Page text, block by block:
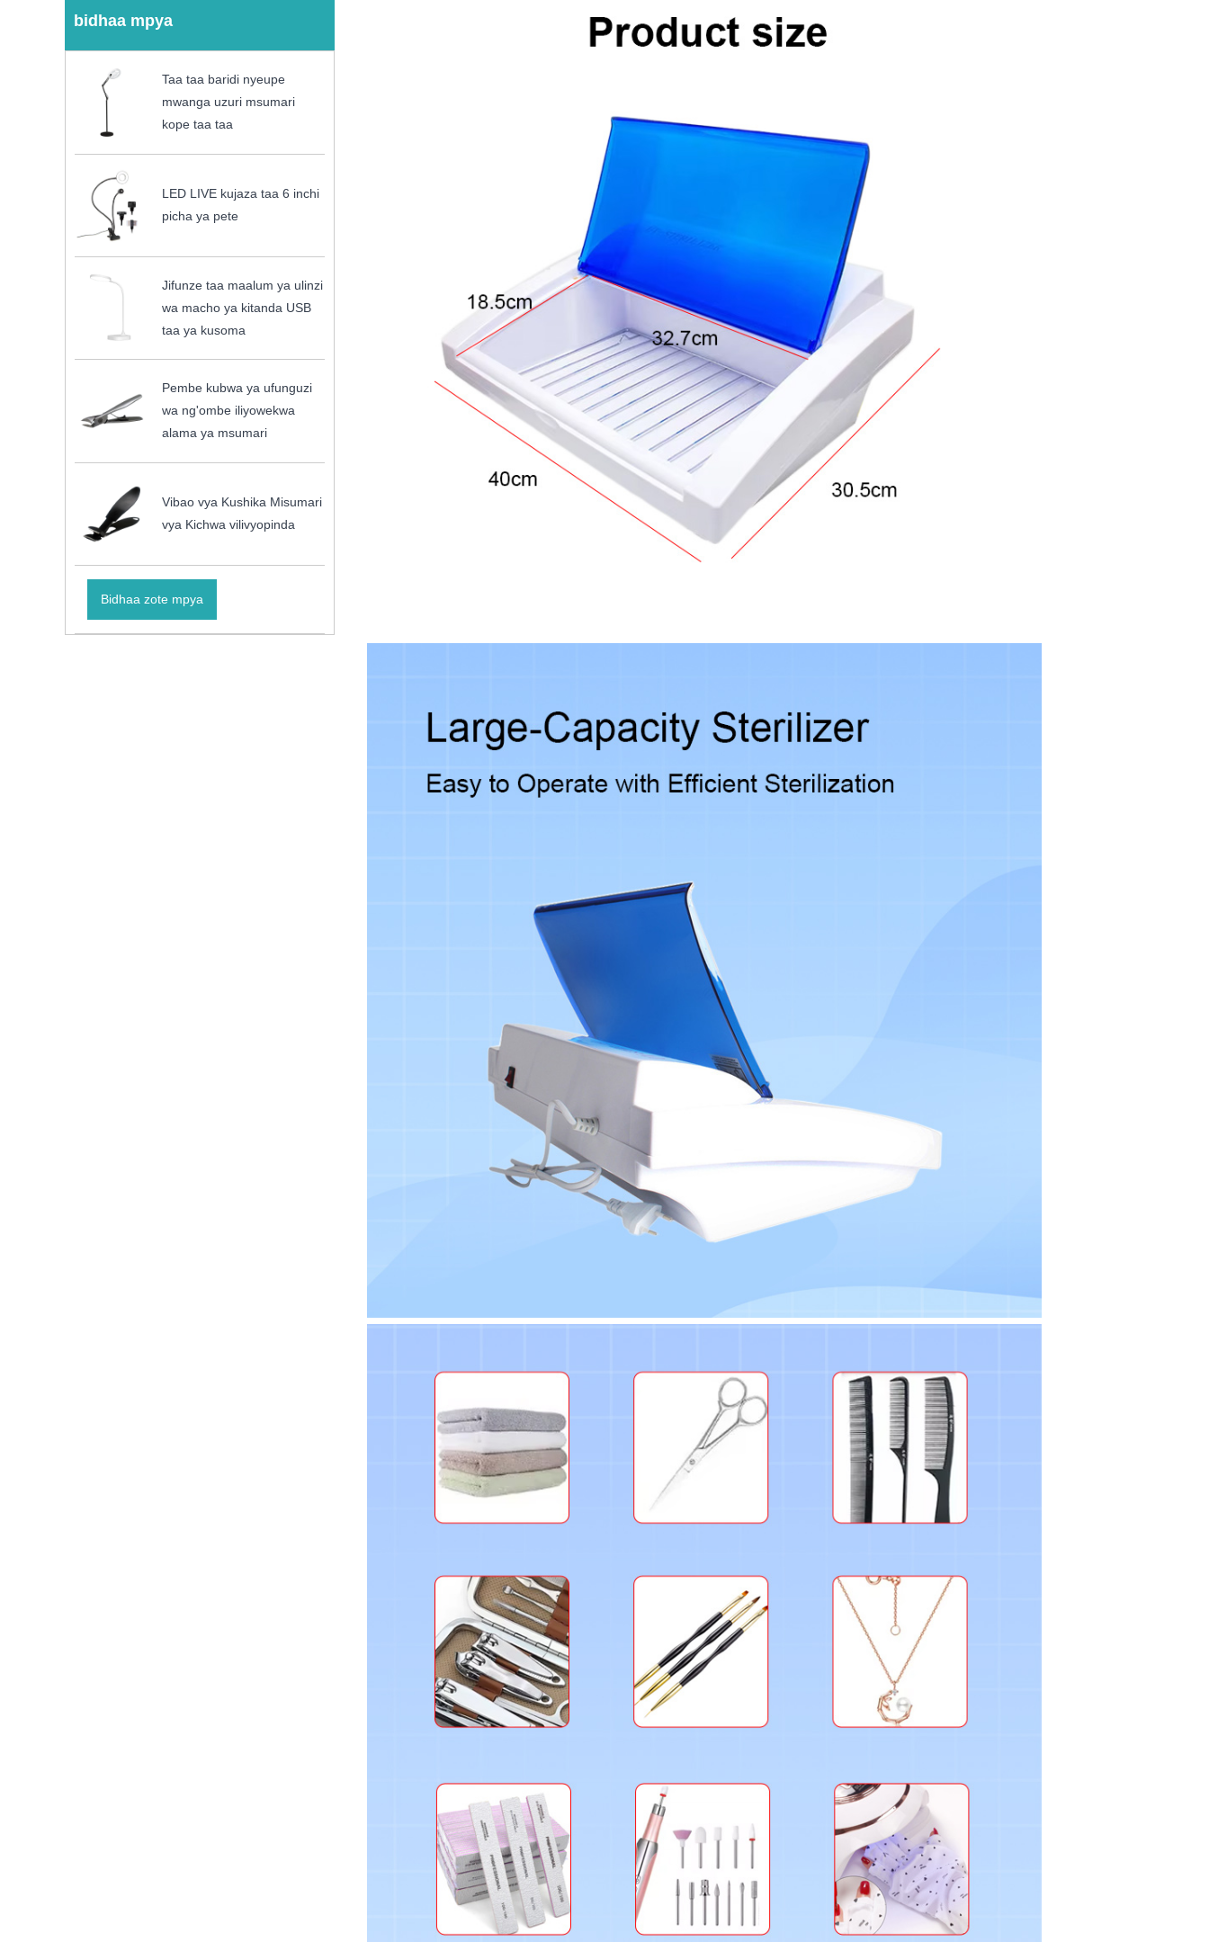
bidhaa mpya
Taa taa baridi nyeupe
mwanga uzuri msumari
kope taa taa
LED LIVE kujaza taa 6 inchi
picha ya pete
Jifunze taa maalum ya ulinzi
wa macho ya kitanda USB
taa ya kusoma
Pembe kubwa ya ufunguzi
wa ng'ombe iliyowekwa
alama ya msumari
Vibao vya Kushika Misumari
vya Kichwa vilivyopinda
Bidhaa zote mpya